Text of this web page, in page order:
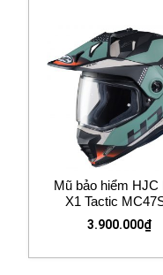
Mũ bảo hiểm HJC
X1 Tactic
3.900.000₫